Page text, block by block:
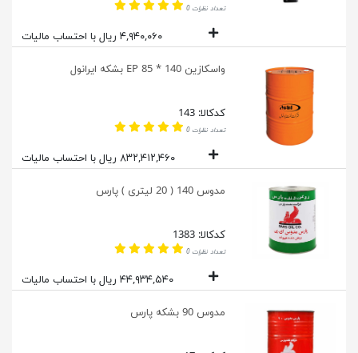
تعداد نظرات 0
۴,۹۴۰,۰۶۰ ریال با احتساب مالیات
واسکازین EP 85 * 140 بشکه ایرانول
کدکالا: 143
تعداد نظرات 0
۸۳۲,۴۱۲,۴۶۰ ریال با احتساب مالیات
مدوس 140 ( 20 لیتری ) پارس
کدکالا: 1383
تعداد نظرات 0
۴۴,۹۳۴,۵۴۰ ریال با احتساب مالیات
مدوس 90 بشکه پارس